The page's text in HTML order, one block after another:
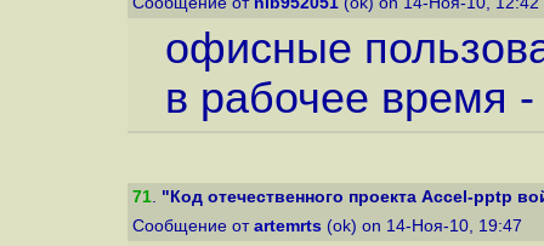
офисные
в рабочее время -
71. "Код отечественного проекта Accel-pptp
Сообщение от artemrts (ok) on 14-Ноя-10, 19:47